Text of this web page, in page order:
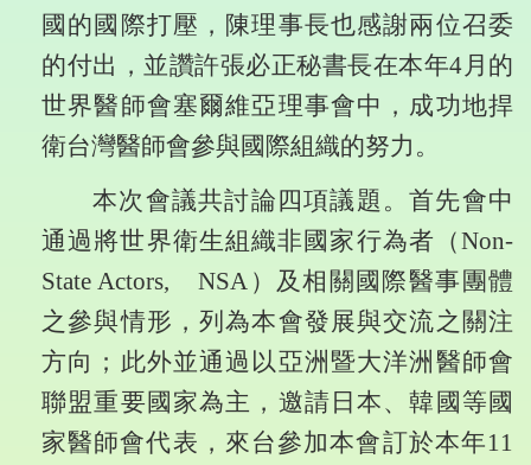
國的國際打壓，陳理事長也感謝兩位召委
的付出，並讚許張必正秘書長在本年4月的
世界醫師會塞爾維亞理事會中，成功地捍
衛台灣醫師會參與國際組織的努力。
本次會議共討論四項議題。首先會中
通過將世界衛生組織非國家行為者（Non-
State Actors,
NSA ）及相關國際醫事團體
之參與情形，列為本會發展與交流之關注
方向；此外並通過以亞洲暨大洋洲醫師會
聯盟重要國家為主，邀請日本、韓國等國
家醫師會代表，來台參加本會訂於本年11